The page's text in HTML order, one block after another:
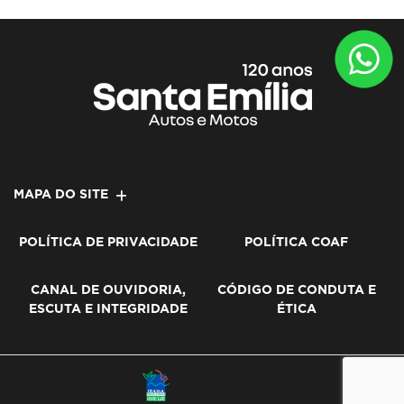
MAPA DO SITE
POLÍTICA DE PRIVACIDADE POLÍTICA COAF
CANAL DE OUVIDORIA,
ESCUTA E INTEGRIDADE
CÓDIGO DE CONDUTA E
ÉTICA